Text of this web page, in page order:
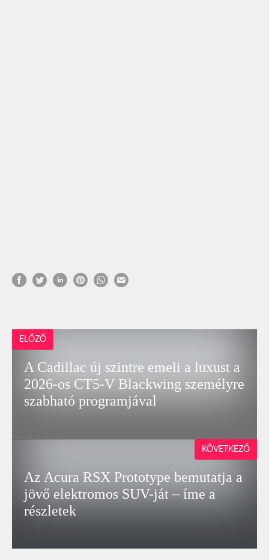
ELŐZŐ
A Cadillac új szintre emeli a luxust a
2026-os CT5-V Blackwing személyre
szabható programjával
Az Acura RSX Prototype bemutatja a
jövő elektromos SUV-ját – íme a
részletek
KÖVETKEZŐ